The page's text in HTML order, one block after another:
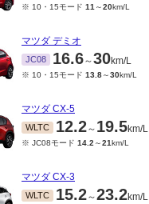
※ 10・15モード 11 ～20km/L
マツダ デミオ
JC08 16.6～30km/L
※ 10・15モード 13.8～30km/L
マツダ CX-5
WLTC 12.2～ 19.5km/L
※ JC08モード 14.2 ～21km/L
マツダ CX-3
WLTC 15.2～23.2km/L